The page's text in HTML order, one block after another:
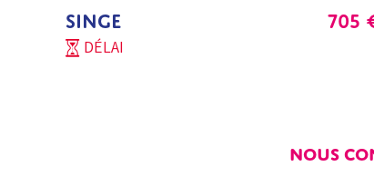
SINGE 705
DÉLAI
NOUS